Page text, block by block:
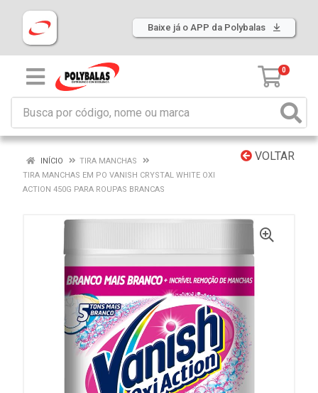
Baixe já o APP da Polybalas
0
VOLTAR
INÍCIO
TIRA MANCHAS
TIRA MANCHAS EM PO VANISH CRYSTAL WHITE OXI
ACTION 450G PARA ROUPAS BRANCAS